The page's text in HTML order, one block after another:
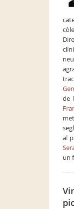
de
al
un